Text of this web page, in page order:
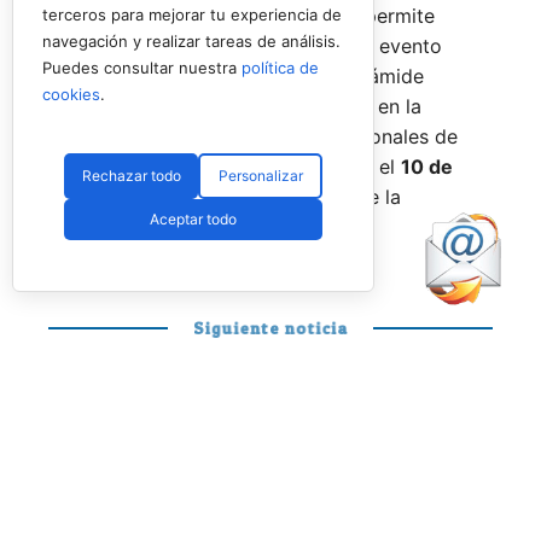
Menores 2026. Esta cita paralela permite
incorporar la categoríabenjamín
al evento
global, completando así toda la pirámide
formativa.
El plazo para registrarse en la
categoría benjamín de los Internacionales de
Andalucía permanece abierto hasta el 10 de
agosto
a través de la web oficial de la
Federación.
Siguiente noticia
terceros para mejorar tu experiencia de
navegación y realizar tareas de análisis.
Puedes consultar nuestra política de
cookies.
Rechazar todo Personalizar
Aceptar todo